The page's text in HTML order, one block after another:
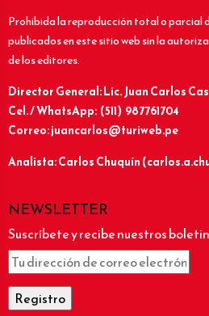
Prohibida la reproducción total o parcial
publicados en este sitio web sin la
de los editores.
Director General: Lic.Juan Carlos
Cel. / WhatsApp: (511) 987761704
Correo: juancarlos@turiweb.pe
Analista: Carlos Chuquín
NEWSLETTER
Suscríbete y recibe nuestros